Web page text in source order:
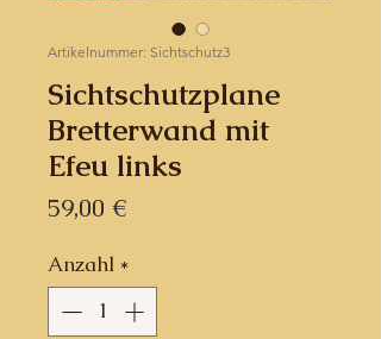
Artikelnummer: Sichtschutz3
Sichtschutzplane
Bretterwand mit
Efeu links
59,00 €Preis
Anzahl *